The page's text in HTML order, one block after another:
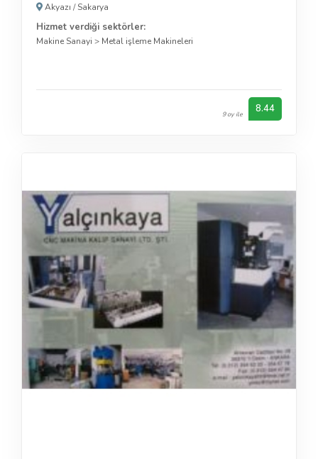
Akyazı /Sakarya
Hizmet verdiği sektörler:
Makine Sanayi > Metal işleme Makineleri
9 oy ile 8.44